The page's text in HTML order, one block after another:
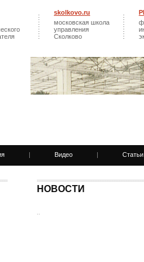
skolkovo.ru
московская школа
управления
Сколково
| Видео | Статьи
НОВОСТИ
..